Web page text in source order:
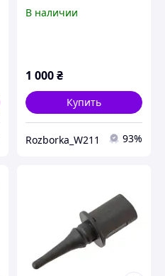
A6429050100
В наличии
1 000₴
Купить
Rozborka_W211 93%